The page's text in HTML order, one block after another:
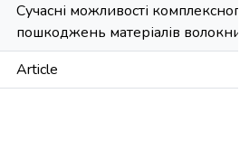
Сучасні можливості
пошкоджень матеріалів
Article